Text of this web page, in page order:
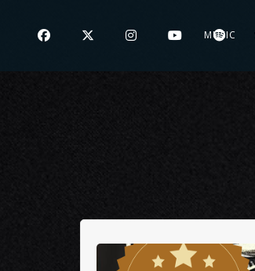
MUSIC